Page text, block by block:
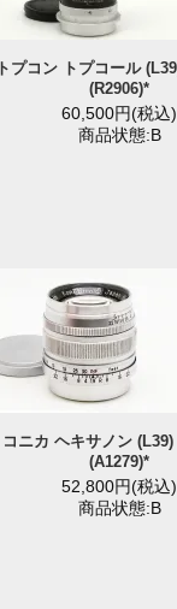
トプコン トプコール
(R2906)*
60,500円(税込)
商品状態:B
コニカ ヘキサノン
(A1279)*
52,800円(税込)
商品状態:B